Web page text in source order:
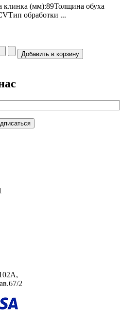
(мм):89Толщина обуха
обработки ...
2